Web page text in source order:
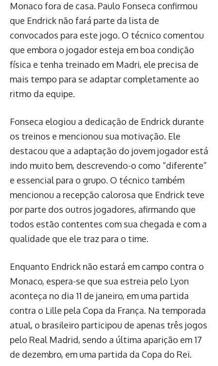
Monaco fora de casa. Paulo Fonseca confirmou
que Endrick não fará parte da lista de
convocados para este jogo. O técnico comentou
que embora o jogador esteja em boa condição
física e tenha treinado em Madri, ele precisa de
mais tempo para se adaptar completamente ao
ritmo da equipe.
Fonseca elogiou a dedicação de Endrick durante
os treinos e mencionou sua motivação. Ele
destacou que a adaptação do jovem jogador está
indo muito bem, descrevendo-o como “diferente”
e essencial para o grupo. O técnico também
mencionou a recepção calorosa que Endrick teve
por parte dos outros jogadores, afirmando que
todos estão contentes com sua chegada e com a
qualidade que ele traz para o time.
Enquanto Endrick não estará em campo contra o
Monaco, espera-se que sua estreia pelo Lyon
aconteça no dia 11 de janeiro, em uma partida
contra o Lille pela Copa da França. Na temporada
atual, o brasileiro participou de apenas três jogos
pelo Real Madrid, sendo a última aparição em 17
de dezembro, em uma partida da Copa do Rei.